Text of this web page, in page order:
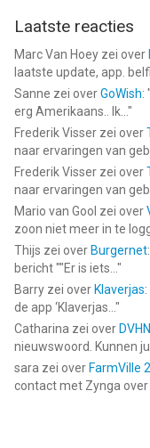
Laatste reacties
Marc Van Hoey zei over
laatste update, app.
Sanne zei overGoWish: "
erg Amerikaans.. Ik... "
Frederik Visser zei over
naar ervaringen van
Frederik Visser zei over
naar ervaringen van
Mario van Gool zei over
zoon niet meer in te
Thijs zei over Burgernet
bericht ""Er is iets... "
Barry zei over Klaverjas:
de app ‘Klaverjas... "
Catharina zei over
nieuwswoord. Kunnen
sara zei over FarmVille
contact met Zynga over